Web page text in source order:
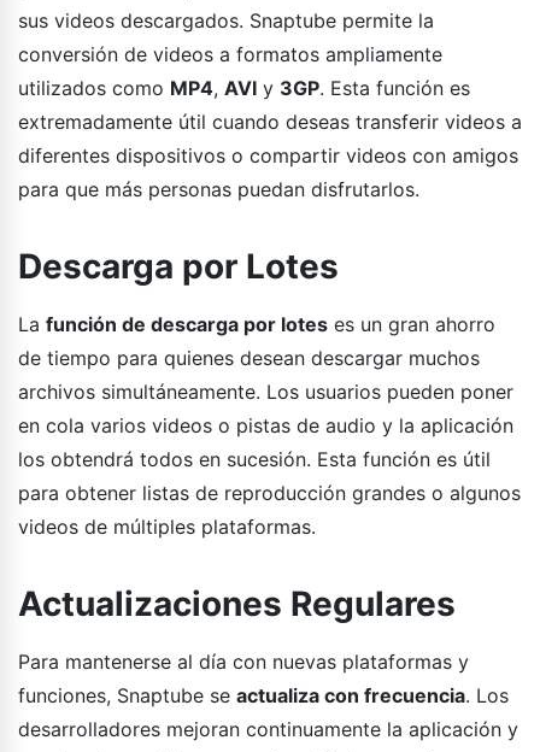
sus videos descargados. Snaptube permite la
conversión de videos a formatos ampliamente
utilizados como MP4, AVI y 3GP. Esta función es
extremadamente útil cuando deseas transferir videos a
diferentes dispositivos o compartir videos con amigos
para que más personas puedan disfrutarlos.
Descarga por Lotes
La función de descarga por lotes es un gran ahorro
de tiempo para quienes desean descargar muchos
archivos simultáneamente. Los usuarios pueden poner
en cola varios videos o pistas de audio y la aplicación
los obtendrá todos en sucesión. Esta función es útil
para obtener listas de reproducción grandes o algunos
videos de múltiples plataformas.
Actualizaciones Regulares
Para mantenerse al día con nuevas plataformas y
funciones, Snaptube se actualiza con frecuencia. Los
desarrolladores mejoran continuamente la aplicación y